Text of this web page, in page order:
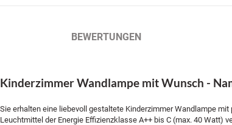
BEWERTUNGEN
Kinderzimmer Wandlampe mit Wunsch -
Sie erhalten eine liebevoll gestaltete Kinderzimmer Wandlampe
Leuchtmittel der Energie Effizienzklasse A++ bis C (max. 40 Watt)